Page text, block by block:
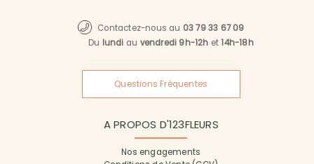
Contactez-nous au 03 79 33 67 09
Du lundi au vendredi 9h-12h et14h-18h
Questions Fréquentes
A PROPOS D'123FLEURS
Nos engagements